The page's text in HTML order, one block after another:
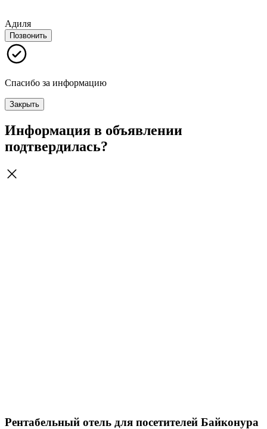
Адиля
Позвонить
Спасибо за информацию
Закрыть
Информация в объявлении
подтвердилась?
Рентабельный отель для посетителей Байконура